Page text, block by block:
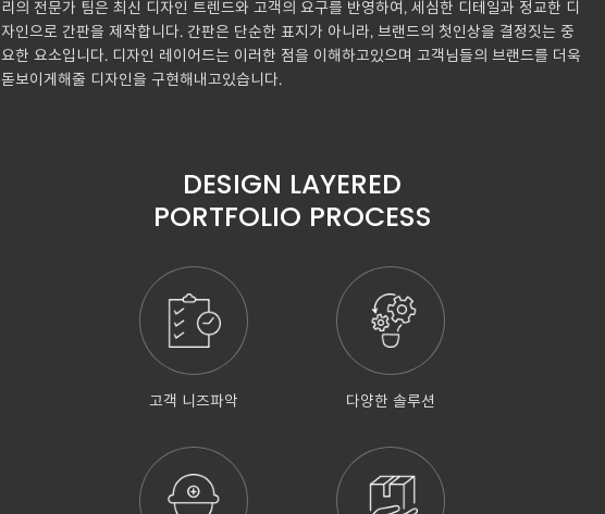
리의 전문가 팀은 최신 디자인 트렌드와 고객의 요구를 반영하여, 세심한 디테일과 정교한 디
자인으로 간판을 제작합니다. 간판은 단순한 표지가 아니라, 브랜드의 첫인상을 결정짓는 중
요한 요소입니다. 디자인 레이어드는 이러한 점을 이해하고있으며 고객님들의 브랜드를 더욱
돋보이게해줄 디자인을 구현해내고있습니다.
DESIGN LAYERED
PORTFOLIO PROCESS
고객 니즈파악 다양한 솔루션